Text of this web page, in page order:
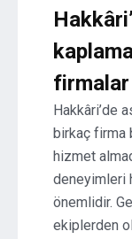
Hakkâri’de
birkaç firma
hizmet
deneyimleri
önemlidir.
ekiplerden